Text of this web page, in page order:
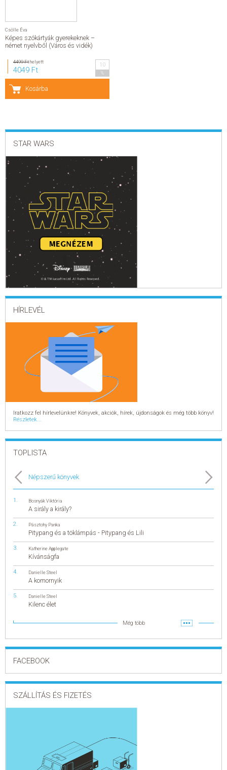
Csölle Éva
Képes szókártyák gyerekeknek –
német nyelvből (Város és vidék)
4499 Fthelyett
4049 Ft
10
Kosárba
STAR WARS
HÍRLEVÉL
Iratkozz fel hírlevelünkre! Könyvek, akciók, hírek, újdonságok és még több könyv!
Részletek...
TOPLISTA
Népszerű könyvek
Bosnyák Viktória
A sirály a király?
Pásztohy Panka
Pitypang és a töklámpás - Pitypang és Lili
Katherine Applegate
Kívánságfa
Danielle Steel
A komornyik
Danielle Steel
Kilenc élet
Még több
FACEBOOK
SZÁLLÍTÁS ÉS FIZETÉS
ÚJDONSÁGOK
ELŐRENDELÉSI TOPLISTA
KÍVÁNSÁG TOPLISTA
ADATKEZELÉSI ÉS ADATVÉDELMI SZABÁLYZAT